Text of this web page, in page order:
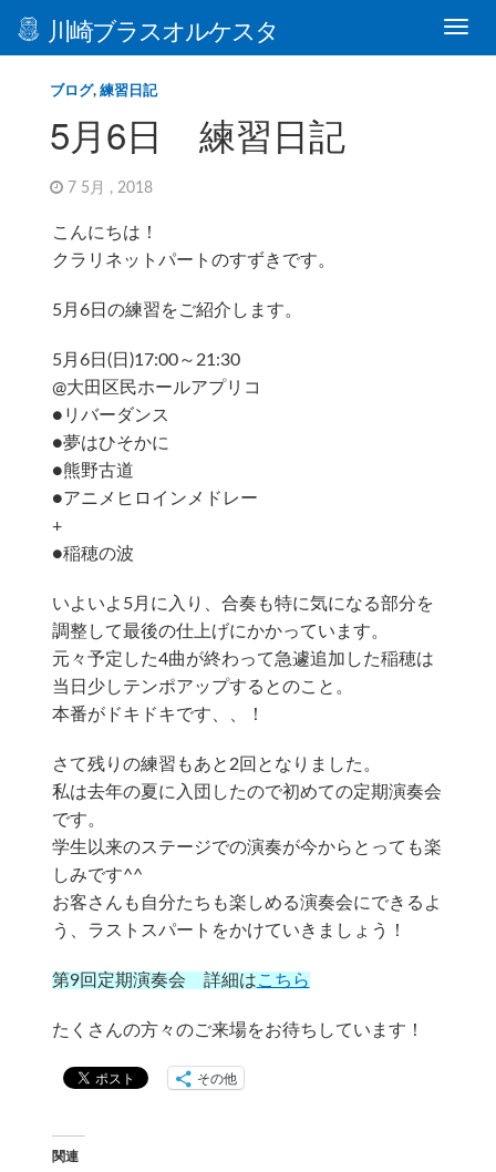
川崎ブラスオルケスタ
ブログ, 練習日記
5月6日 練習日記
7 5月 , 2018
こんにちは！
クラリネットパートのすずきです。
5月6日の練習をご紹介します。
5月6日(日)17:00～21:30
@大田区民ホールアプリコ
●リバーダンス
●夢はひそかに
●熊野古道
●アニメヒロインメドレー
+
●稲穂の波
いよいよ5月に入り、合奏も特に気になる部分を
調整して最後の仕上げにかかっています。
元々予定した4曲が終わって急遽追加した稲穂は
当日少しテンポアップするとのこと。
本番がドキドキです、、！
さて残りの練習もあと2回となりました。
私は去年の夏に入団したので初めての定期演奏会
です。
学生以来のステージでの演奏が今からとっても楽
しみです^^
お客さんも自分たちも楽しめる演奏会にできるよ
う、ラストスパートをかけていきましょう！
第9回定期演奏会 詳細はこちら
たくさんの方々のご来場をお待ちしています！
その他
関連